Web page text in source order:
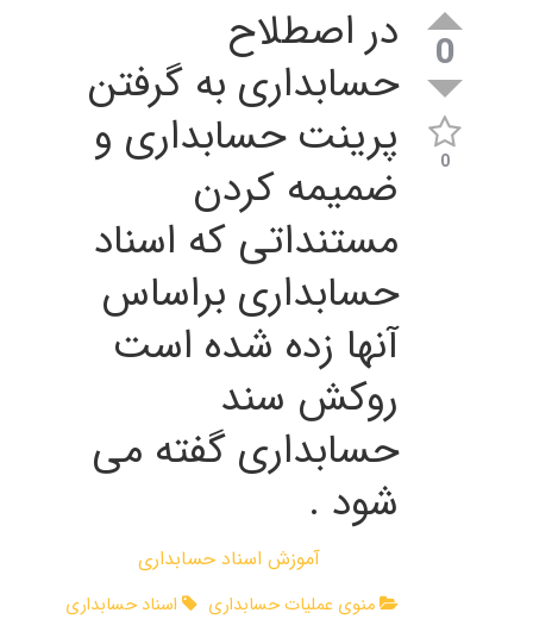
0
0
در اصطلاح
حسابداری به گرفتن
پرینت حسابداری و
ضمیمه کردن
مستنداتی که اسناد
حسابداری براساس
آنها زده شده است
روکش سند
حسابداری گفته می
شود .
آموزش اسناد حسابداری
منوی عملیات حسابداری اسناد حسابداری